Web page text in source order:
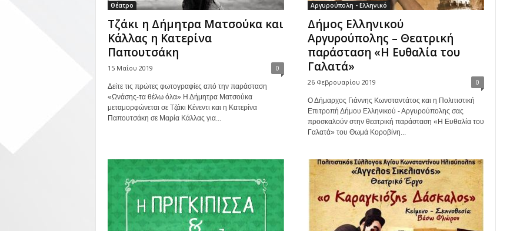
Θέατρο
Τζάκι η Δήμητρα Ματσούκα και
Κάλλας η Κατερίνα
Παπουτσάκη
15 Μαΐου 2019 0
Δείτε τις πρώτες φωτογραφίες από την παράσταση
«Ωνάσης-τα θέλω όλα» Η Δήμητρα Ματσούκα
μεταμορφώνεται σε Τζάκι Κένεντι και η Κατερίνα
Παπουτσάκη σε Μαρία Κάλλας για...
Αργυρούπολη - Ελληνικό
Δήμος Ελληνικού
Αργυρούπολης – Θεατρική
παράσταση «Η Ευθαλία του
Γαλατά»
26 Φεβρουαρίου 2019 0
Ο Δήμαρχος Γιάννης Κωνσταντάτος και η Πολιτιστική
Επιτροπή Δήμου Ελληνικού - Αργυρούπολης σας
προσκαλούν στην θεατρική παράσταση «Η Ευθαλία του
Γαλατά» του Θωμά Κοροβίνη...